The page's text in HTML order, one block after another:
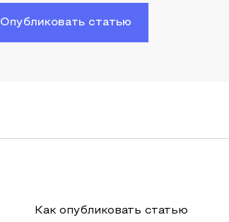
Опубликовать статью
Как опубликовать статью